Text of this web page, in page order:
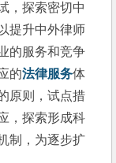
，探索密切中
提升中外律师
的服务和竞争
的法律服务体
原则，试点措
，探索形成科
制，为逐步扩